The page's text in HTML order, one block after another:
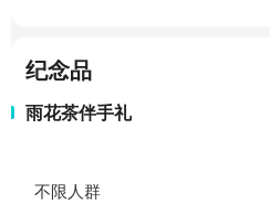
纪念品
雨花茶伴手礼
不限人群